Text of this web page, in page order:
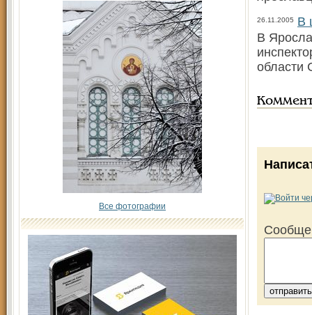
Все фотографии
26.11.2005
В
В
области